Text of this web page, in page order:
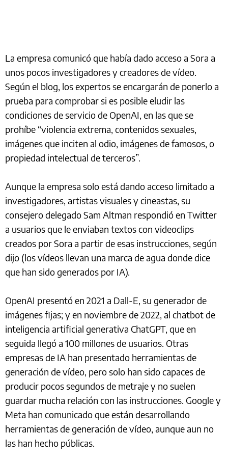
La empresa comunicó que había dado acceso a Sora a
unos pocos investigadores y creadores de vídeo.
Según el blog, los expertos se encargarán de ponerlo a
prueba para comprobar si es posible eludir las
condiciones de servicio de OpenAI, en las que se
prohíbe “violencia extrema, contenidos sexuales,
imágenes que inciten al odio, imágenes de famosos, o
propiedad intelectual de terceros”.
Aunque la empresa solo está dando acceso limitado a
investigadores, artistas visuales y cineastas, su
consejero delegado Sam Altman respondió en Twitter
a usuarios que le enviaban textos con videoclips
creados por Sora a partir de esas instrucciones, según
dijo (los vídeos llevan una marca de agua donde dice
que han sido generados por IA).
OpenAI presentó en 2021 a Dall-E, su generador de
imágenes fijas; y en noviembre de 2022, al chatbot de
inteligencia artificial generativa ChatGPT, que en
seguida llegó a 100 millones de usuarios. Otras
empresas de IA han presentado herramientas de
generación de vídeo, pero solo han sido capaces de
producir pocos segundos de metraje y no suelen
guardar mucha relación con las instrucciones. Google y
Meta han comunicado que están desarrollando
herramientas de generación de vídeo, aunque aun no
las han hecho públicas.